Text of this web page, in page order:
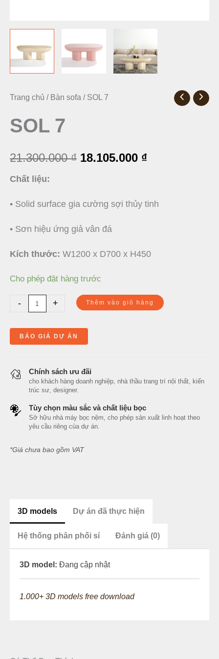
Trang chủ / Bàn sofa / SOL 7
SOL 7
21.300.000₫
Giá
21.300.000 ₫.
18.105.000 ₫
Chất liệu:
• Solid surface gia cường sợi thủy tinh
• Sơn hiệu ứng giả vân đá
Kích thước: W1200 x D700 x H450
Cho phép đặt hàng trước
-
SOL
số
+ Thêm vào giỏ hàng
BÁO GIÁ DỰ ÁN
Chính sách ưu đãi
cho khách hàng doanh nghiệp, nhà thầu trang trí nội thất, kiến
trúc sư, designer.
Tùy chọn màu sắc và chất liệu bọc
Sở hữu nhà máy bọc nệm, cho phép sản xuất linh hoạt theo
yêu cầu riêng của dự án.
*Giá chưa bao gồm VAT
3D models Dự án đã thực hiện
Hệ thống phân phối sỉ Đánh giá (0)
3D model: Đang cập nhật
1.000+ 3D models free download